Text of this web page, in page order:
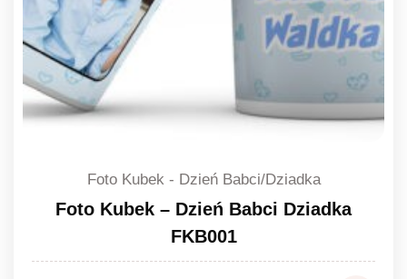
Foto Kubek - Dzień Babci/Dziadka
Foto Kubek – Dzień Babci Dziadka
FKB001